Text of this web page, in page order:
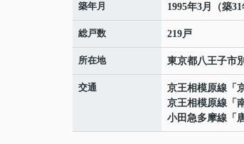
築年月 1995年3月（築31
総戸数 219戸
所在地 東京都八王子市
交通 京王相模原線 「
京王相模原線 「
小田急多摩線 「